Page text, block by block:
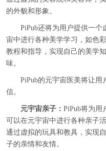
的外貌和形象。
PiPub还将为用户提供一
宙中进行各种美学学习，如色
教程和指导，实现自己的美学
味。
PiPub的元宇宙医美将让
信。
元宇宙亲子： PiPub将为用
可以在元宇宙中进行各种亲子
通过虚拟的玩具和教具，实现
子的亲情和友情。